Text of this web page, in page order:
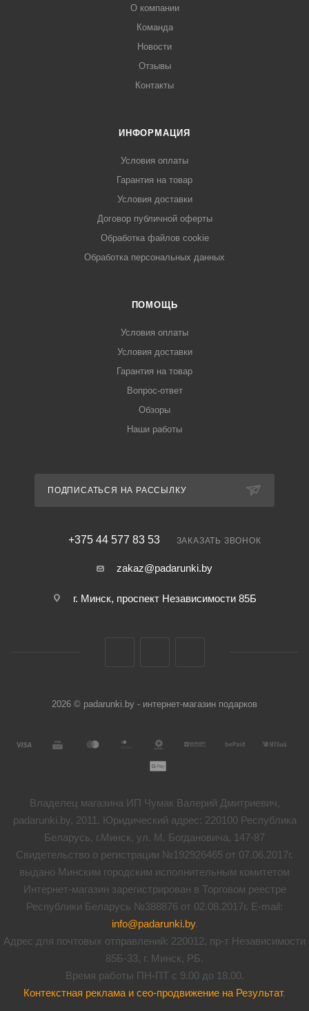
О компании
Команда
Новости
Отзывы
Контакты
ИНФОРМАЦИЯ
Условия оплаты
Гарантия на товар
Условия доставки
Договор публичной оферты
Обработка файлов cookie
Обработка персональных данных
ПОМОЩЬ
Условия оплаты
Условия доставки
Гарантия на товар
Вопрос-ответ
Обзоры
Наши работы
ПОДПИСАТЬСЯ НА РАССЫЛКУ
+375 44 577 83 53 ЗАКАЗАТЬ ЗВОНОК
zakaz@padarunki.by
г. Минск, проспект Независимости 85Б
2026 © padarunki.by - интернет-магазин подарков
Владелец магазина ИП Чумак Валерий Дмитриевич,
padarunki.by, 2011. Юридический адрес: 220100 Республика
Беларусь, г.Минск, ул. М. Богдановича, 147-87
Свидетельство о регистрации №192926465 от 07.06.2017г.
выдано Минским городским исполнительным комитетом
Интернет-магазин зарегистрирован в Торговом реестре
Республики Беларусь №388876 от 02.08.2017г. E-mail:
info@padarunki.by.
Адрес для почтовых отправлений: 220012, пр-т Независимости
85Б-33, г. Минск, РБ.
Время работы ПН-ПТ с 9.00 до 18.00.
Контекстная реклама и сео-продвижение на Результат.